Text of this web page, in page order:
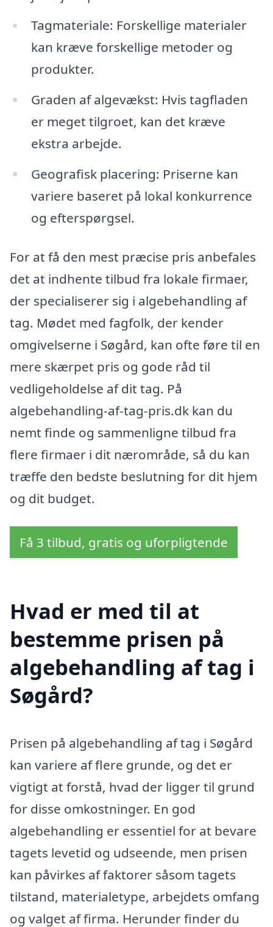
Tagmateriale: Forskellige materialer
kan kræve forskellige metoder og
produkter.
Graden af algevækst: Hvis tagfladen
er meget tilgroet, kan det kræve
ekstra arbejde.
Geografisk placering: Priserne kan
variere baseret på lokal konkurrence
og efterspørgsel.
For at få den mest præcise pris anbefales
det at indhente tilbud fra lokale firmaer,
der specialiserer sig i algebehandling af
tag. Mødet med fagfolk, der kender
omgivelserne i Søgård, kan ofte føre til en
mere skærpet pris og gode råd til
vedligeholdelse af dit tag. På
algebehandling-af-tag-pris.dk kan du
nemt finde og sammenligne tilbud fra
flere firmaer i dit nærområde, så du kan
træffe den bedste beslutning for dit hjem
og dit budget.
Få 3 tilbud, gratis og uforpligtende
Hvad er med til at
bestemme prisen på
algebehandling af tag i
Søgård?
Prisen på algebehandling af tag i Søgård
kan variere af flere grunde, og det er
vigtigt at forstå, hvad der ligger til grund
for disse omkostninger. En god
algebehandling er essentiel for at bevare
tagets levetid og udseende, men prisen
kan påvirkes af faktorer såsom tagets
tilstand, materialetype, arbejdets omfang
og valget af firma. Herunder finder du